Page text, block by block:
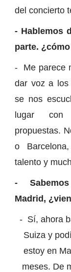
del concierto
- Hablemos
parte.
- Me parece
dar voz a los
se nos
lugar con
propuestas.
o
talento y
- Sabemos
Madrid,
- Sí, ahora
Suiza y
estoy en
meses. De